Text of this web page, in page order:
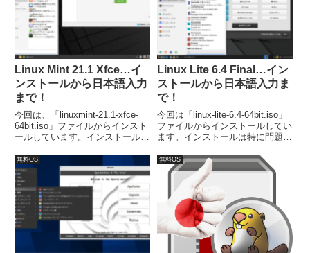
Linux Mint 21.1 Xfce…イ
ンストールから日本語入力
まで！
今回は、「linuxmint-21.1-xfce-
64bit.iso」ファイルからインスト
ールしています。インストールは
語入力も可能になっています。
Linux Lite 6.4 Final…イン
ストールから日本語入力ま
で！
今回は「linux-lite-6.4-64bit.iso」
ファイルからインストールしてい
ます。インストールは特に問題な
力については、別途対応が必要で
した。
無料OS 無料OS